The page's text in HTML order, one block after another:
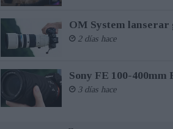
dammtät konstruktion, är den
väderförhållanden.
OM-5 Mark II ger det som
kreativa verktyg och pålitlig
Thirds-systemhölje som är redo för
OM-5 Mark II:
OM System
2 días hace
Sony FE 100-
3 días hace